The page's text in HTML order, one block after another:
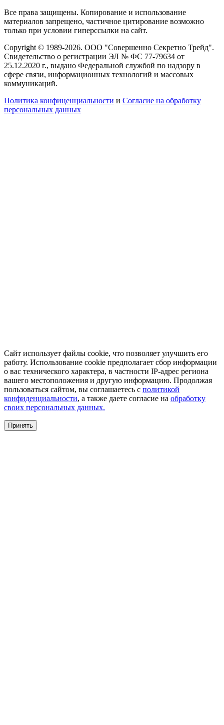
Все права защищены. Копирование и использование
материалов запрещено, частичное цитирование возможно
только при условии гиперссылки на сайт.
Copyright © 1989-2026. ООО "Совершенно Секретно Трейд".
Свидетельство о регистрации ЭЛ № ФС 77-79634 от
25.12.2020 г., выдано Федеральной службой по надзору в
сфере связи, информационных технологий и массовых
коммуникаций.
Политика конфиценциальности и Согласие на обработку
персональных данных
Сайт использует файлы cookie, что позволяет улучшить его
работу. Использование cookie предполагает сбор информации
о вас технического характера, в частности IP-адрес региона
вашего местоположения и другую информацию. Продолжая
пользоваться сайтом, вы соглашаетесь с политикой
конфиденциальности, а также даете согласие на обработку
своих персональных данных.
Принять